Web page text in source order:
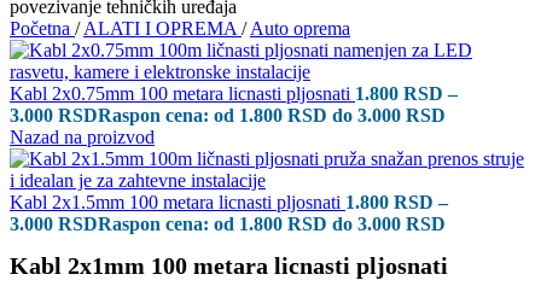
Početna / ALATI I OPREMA / Auto oprema
Kabl 2x0.75mm 100 metara licnasti pljosnati 1.800 RSD –
3.000 RSDRaspon cena: od 1.800 RSD do 3.000 RSD
Nazad na proizvod
Kabl 2x1.5mm 100 metara licnasti pljosnati 1.800 RSD –
3.000 RSDRaspon cena: od 1.800 RSD do 3.000 RSD
Kabl 2x1mm 100 metara licnasti pljosnati